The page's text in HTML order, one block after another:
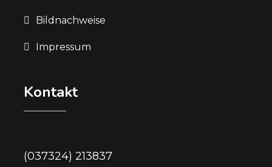
Bildnachweise
Impressum
Kontakt
(037324) 213837